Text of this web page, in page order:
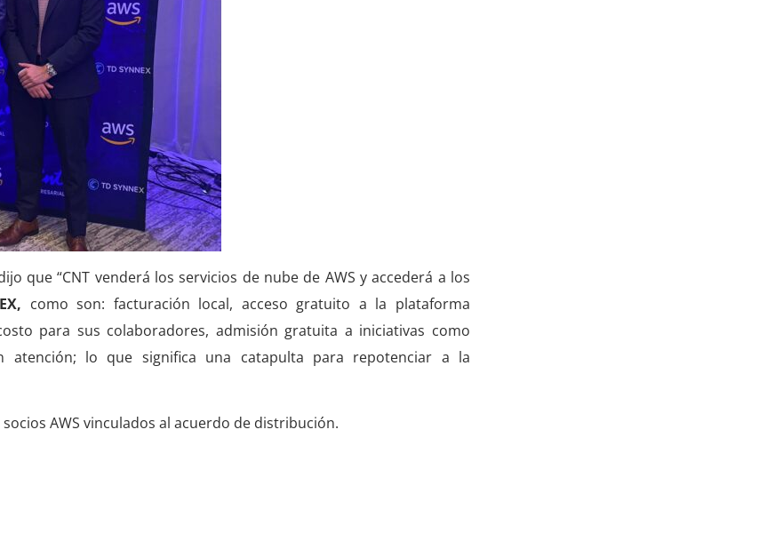
que “CNT venderá los servicios de nube de AWS y accederá a los
como son: facturación local, acceso gratuito a la plataforma
para sus colaboradores, admisión gratuita a iniciativas como
atención; lo que significa una catapulta para repotenciar a la
AWS vinculados al acuerdo de distribución.